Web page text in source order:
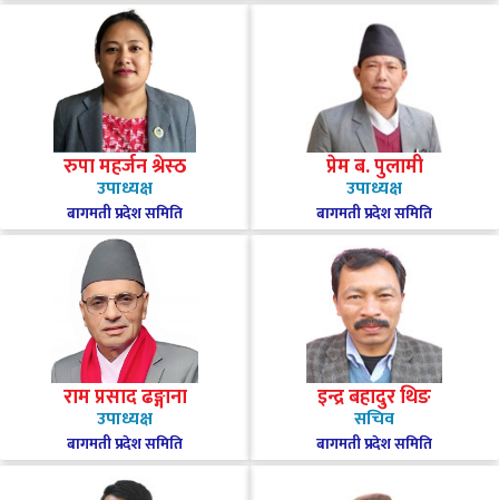
रुपा महर्जन श्रेस्ठ
उपाध्यक्ष
बागमती प्रदेश समिति
प्रेम ब. पुलामी
उपाध्यक्ष
बागमती प्रदेश समिति
राम प्रसाद ढङ्गाना
उपाध्यक्ष
बागमती प्रदेश समिति
इन्द्र बहादुर थिङ
सचिव
बागमती प्रदेश समिति